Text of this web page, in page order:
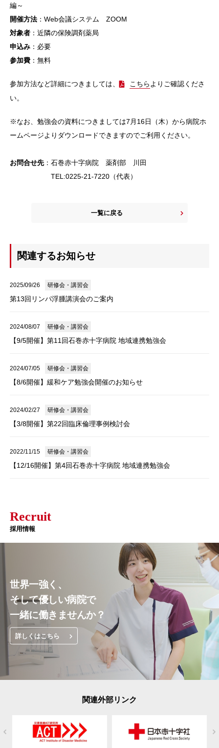
編～
開催方法 ：Web会議システム ZOOM
対象者 ：近隣の保険調剤薬局
申込み ：必要
参加費 ：無料
参加方法など詳細につきましては、 こちら よりご確認くださ
い。
※なお、勉強会の資料につきましては7月16日（木）から病院ホ
ームページよりダウンロードできますのでご利用ください。
お問合せ先：石巻赤十字病院 薬剤部 川田
TEL:0225-21-7220（代表）
一覧に戻る
関連するお知らせ
2025/09/26 研修会・講習会
第13回リンパ浮腫講演会のご案内
2024/08/07 研修会・講習会
【9/5開催】第11回石巻赤十字病院 地域連携勉強会
2024/07/05 研修会・講習会
【8/6開催】緩和ケア勉強会開催のお知らせ
2024/02/27 研修会・講習会
【3/8開催】第22回臨床倫理事例検討会
2022/11/15 研修会・講習会
【12/16開催】第4回石巻赤十字病院 地域連携勉強会
Recruit
採用情報
世界一強く、
そして優しい病院で
一緒に働きませんか？
詳しくはこちら
関連外部リンク